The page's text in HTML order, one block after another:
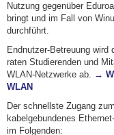
Nutzung gegenüber
bringt und im Fall von
durchführt.
Endnutzer-Betreuung wird
raten Studierenden und
WLAN-Netzwerke ab. →
WLAN
Der schnellste Zugang
kabelgebundenes
im Folgenden: